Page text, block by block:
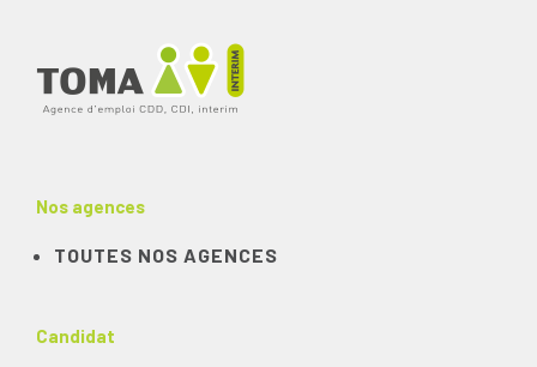
Nos agences
TOUTES NOS AGENCES
Candidat